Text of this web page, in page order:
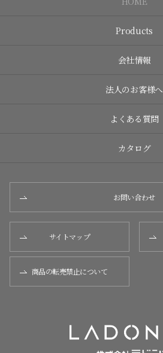
Products
会社情報
法人のお客様へ
よくある質問
カタログ
お問い合わせ
サイトマップ
商品の転売禁止について